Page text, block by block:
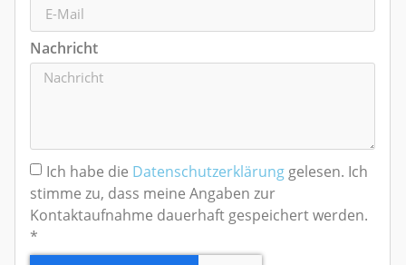
Nachricht
Ich habe die Datenschutzerklärung gelesen. Ich
stimme zu, dass meine Angaben zur
Kontaktaufnahme dauerhaft gespeichert werden.
*